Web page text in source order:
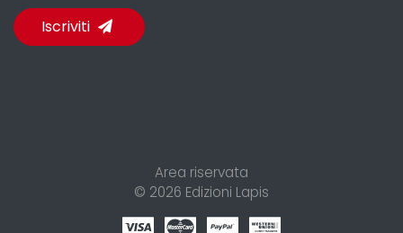
Iscriviti
Area riservata
© 2026 Edizioni Lapis